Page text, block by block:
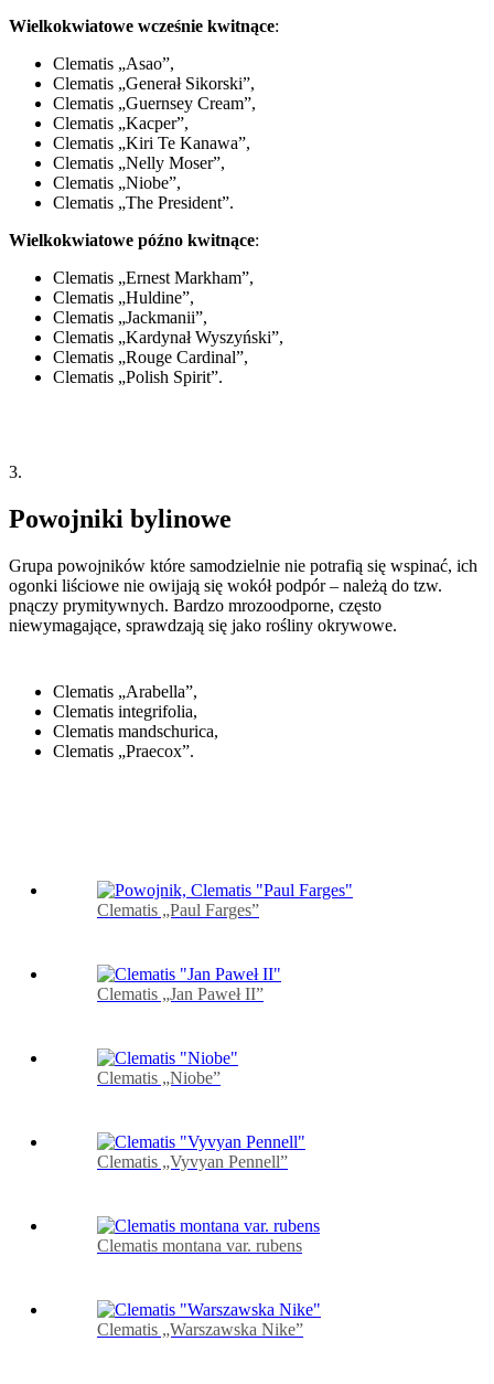
Wielkokwiatowe wcześnie kwitnące:
Clematis „Asao”,
Clematis „Generał Sikorski”,
Clematis „Guernsey Cream”,
Clematis „Kacper”,
Clematis „Kiri Te Kanawa”,
Clematis „Nelly Moser”,
Clematis „Niobe”,
Clematis „The President”.
Wielkokwiatowe późno kwitnące:
Clematis „Ernest Markham”,
Clematis „Huldine”,
Clematis „Jackmanii”,
Clematis „Kardynał Wyszyński”,
Clematis „Rouge Cardinal”,
Clematis „Polish Spirit”.
3.
Powojniki bylinowe
Grupa powojników które samodzielnie nie potrafią się wspinać, ich
ogonki liściowe nie owijają się wokół podpór – należą do tzw.
pnączy prymitywnych. Bardzo mrozoodporne, często
niewymagające, sprawdzają się jako rośliny okrywowe.
Clematis „Arabella”,
Clematis integrifolia,
Clematis mandschurica,
Clematis „Praecox”.
Clematis „Paul Farges”
Clematis „Jan Paweł II”
Clematis „Niobe”
Clematis „Vyvyan Pennell”
Clematis montana var. rubens
Clematis „Warszawska Nike”